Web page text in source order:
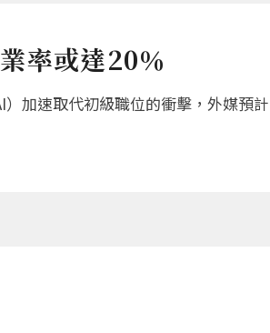
率或達20％
加速取代初級職位的衝擊，外媒預